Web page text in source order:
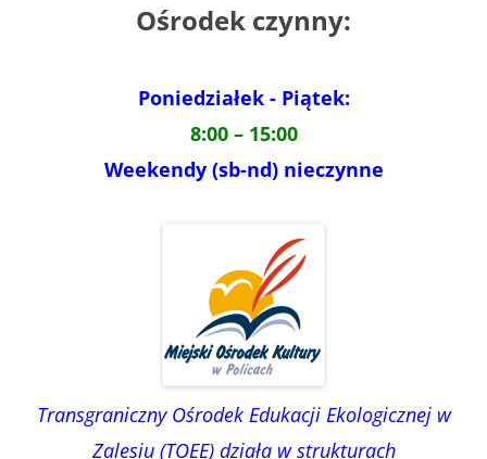
Ośrodek czynny:
Poniedziałek - Piątek:
8:00 – 15:00
Weekendy (sb-nd) nieczynne
Transgraniczny Ośrodek Edukacji Ekologicznej w
Zalesiu (TOEE) działa w strukturach